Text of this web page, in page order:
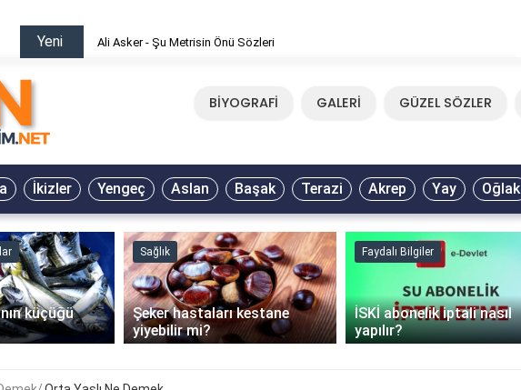
Yeni Ali Asker - Şu Metrisin Önü Sözleri
BİYOGRAFİ GALERİ GÜZEL SÖZLER
İkizler Yengeç Aslan Başak Terazi Akrep Yay Oğlak
küçüğü
Sağlık
Şeker hastaları kestane
yiyebilir mi?
Faydalı Bilgiler
İSKİ abonelik iptali nasıl
yapılır?